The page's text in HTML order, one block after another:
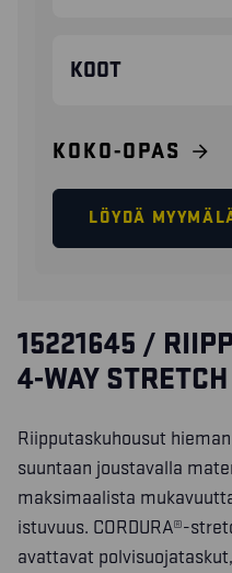
KOOT
KOKO-OPAS
LÖYDÄ
15221645 /
4-WAY STRETCH
Riipputaskuhousut
suuntaan joustavalla
maksimaalista
istuvuus. CORDURA®-
avattavat